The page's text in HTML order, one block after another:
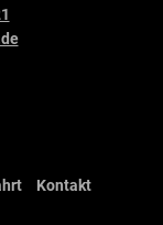
Kontakt